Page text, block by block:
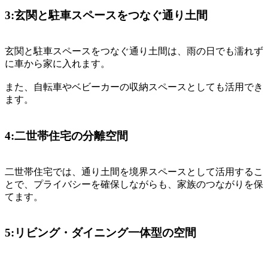
3:玄関と駐車スペースをつなぐ通り土間
玄関と駐車スペースをつなぐ通り土間は、雨の日でも濡れず
に車から家に入れます。
また、自転車やベビーカーの収納スペースとしても活用でき
ます。
4:二世帯住宅の分離空間
二世帯住宅では、通り土間を境界スペースとして活用するこ
とで、プライバシーを確保しながらも、家族のつながりを保
てます。
5:リビング・ダイニング一体型の空間